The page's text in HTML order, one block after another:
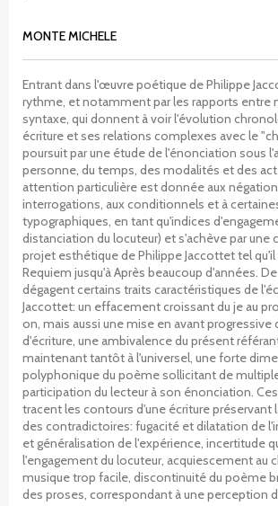
MONTE MICHELE
Entrant dans l'œuvre poétique de Philippe
rythme, et notamment par les rapports entre
syntaxe, qui donnent à voir l'évolution
écriture et ses relations complexes avec le
poursuit par une étude de l'énonciation sous
personne, du temps, des modalités et des
attention particulière est donnée aux
interrogations, aux conditionnels et à
typographiques, en tant qu'indices
distanciation du locuteur) et s'achève par une
projet esthétique de Philippe Jaccottet tel
Requiem jusqu'à Après beaucoup d'années.
dégagent certains traits caractéristiques de
Jaccottet: un effacement croissant du je au
on, mais aussi une mise en avant progressive
d'écriture, une ambivalence du présent
maintenant tantôt à l'universel, une forte
polyphonique du poème sollicitant de
participation du lecteur à son énonciation.
tracent les contours d'une écriture préservant
des contradictoires: fugacité et dilatation de
et généralisation de l'expérience, incertitude
l'engagement du locuteur, acquiescement au
musique trop facile, discontinuité du poème
des proses, correspondant à une perception